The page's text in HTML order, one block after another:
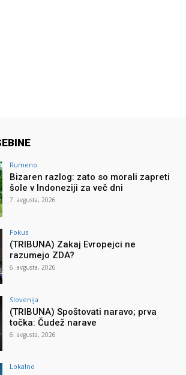
Rumeno
Bizaren razlog: zato so morali zapreti
šole v Indoneziji za več dni
7. avgusta, 2026
Fokus
(TRIBUNA) Zakaj Evropejci ne
razumejo ZDA?
6. avgusta, 2026
Slovenija
(TRIBUNA) Spoštovati naravo; prva
točka: Čudež narave
6. avgusta, 2026
Lokalno